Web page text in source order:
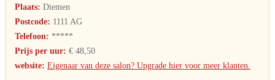
Plaats: Diemen
Postcode: 1111 AG
Telefoon: *****
Prijs per uur: € 48,50
website: Eigenaar van deze salon? Upgrade hier voor meer klanten.